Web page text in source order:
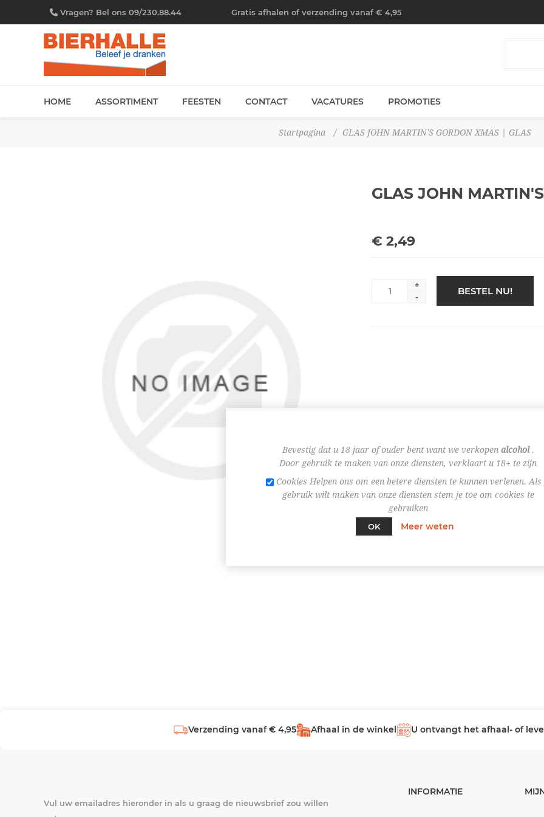
Vragen? Bel ons 09/230.88.44 Gratis afhalen of verzending vanaf € 4,95
HOME ASSORTIMENT FEESTEN CONTACT VACATURES PROMOTIES
Startpagina / GLAS JOHN MARTIN'S GORDON XMAS | GLAS
GLAS JOHN
€ 2,49
+
-
BESTEL NU!
Verzending vanaf € 4,95 Afhaal in de winkel U ontvangt het afhaal- of
Vul uw emailadres hieronder in als u graag de nieuwsbrief zou willen
INFORMATIE
Bevestig dat u 18 jaar of ouder bent want we verkopen alcohol.
Door gebruik te maken van onze diensten, verklaart u 18+ te zijn
Cookies Helpen ons om een betere diensten te kunnen verlenen. Als
gebruik wilt maken van onze diensten stem je toe om cookies te
gebruiken
OK
Meer weten